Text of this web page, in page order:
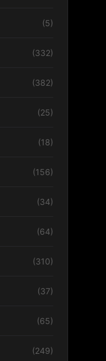
(5)
(332)
(382)
(25)
(18)
(156)
(34)
(64)
(310)
(37)
(65)
(249)